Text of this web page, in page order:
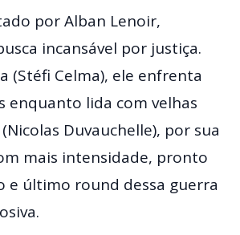
por Alban Lenoir,
incansável por justiça.
(Stéfi Celma), ele enfrenta
enquanto lida com velhas
Duvauchelle), por sua
mais intensidade, pronto
e último round dessa guerra